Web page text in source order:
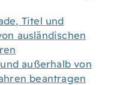
Titel und
ausländischen
außerhalb von
beantragen